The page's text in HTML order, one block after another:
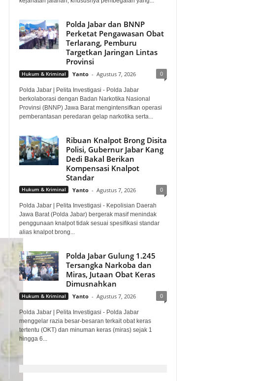
Polda Jabar dan BNNP
Perketat Pengawasan Obat
Terlarang, Pemburu
Targetkan Jaringan Lintas
Provinsi
Hukum & Kriminal Yanto - Agustus 7, 2026 0
Polda Jabar | Pelita Investigasi - Polda Jabar
berkolaborasi dengan Badan Narkotika Nasional
Provinsi (BNNP) Jawa Barat mengintensifkan operasi
pemberantasan peredaran gelap narkotika serta...
Ribuan Knalpot Brong Disita
Polisi, Gubernur Jabar Kang
Dedi Bakal Berikan
Kompensasi Knalpot
Standar
Hukum & Kriminal Yanto - Agustus 7, 2026 0
Polda Jabar | Pelita Investigasi - Kepolisian Daerah
Jawa Barat (Polda Jabar) bergerak masif menindak
penggunaan knalpot tidak sesuai spesifikasi standar
alias knalpot brong...
Polda Jabar Gulung 1.245
Tersangka Narkoba dan
Miras, Jutaan Obat Keras
Dimusnahkan
Hukum & Kriminal Yanto - Agustus 7, 2026 0
Polda Jabar | Pelita Investigasi - Polda Jabar
menggelar razia besar-besaran terkait obat keras
tertentu (OKT) dan minuman keras (miras) sejak 1
hingga 6...